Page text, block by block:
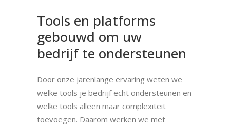
Tools en platforms
gebouwd om uw
bedrijf te ondersteunen
Door onze jarenlange ervaring weten we
welke tools je bedrijf echt ondersteunen en
welke tools alleen maar complexiteit
toevoegen. Daarom werken we met